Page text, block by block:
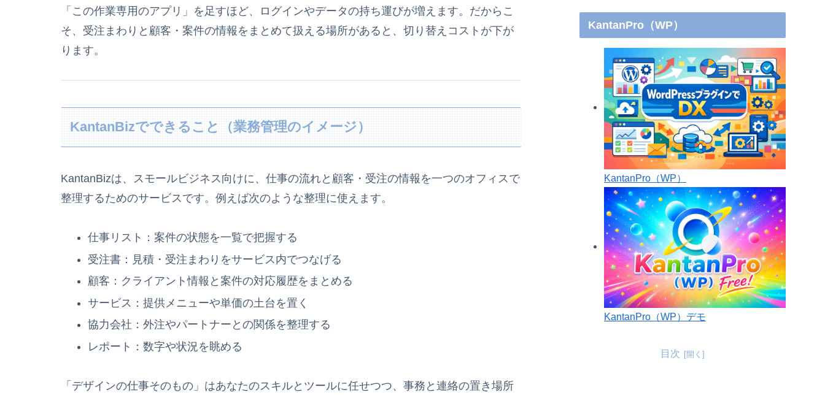
「この作業専用のアプリ」を足すほど、ログインやデータの持ち運びが増えます。だからこ
そ、受注まわりと顧客・案件の情報をまとめて扱える場所があると、切り替えコストが下が
ります。
KantanBizでできること（業務管理のイメージ）
KantanBizは、スモールビジネス向けに、仕事の流れと顧客・受注の情報を一つのオフィスで
整理するためのサービスです。例えば次のような整理に使えます。
仕事リスト：案件の状態を一覧で把握する
受注書：見積・受注まわりをサービス内でつなげる
顧客：クライアント情報と案件の対応履歴をまとめる
サービス：提供メニューや単価の土台を置く
協力会社：外注やパートナーとの関係を整理する
レポート：数字や状況を眺める
「デザインの仕事そのもの」はあなたのスキルとツールに任せつつ、事務と連絡の置き場所
KantanPro（WP）
KantanPro（WP）
KantanPro（WP）デモ
目次